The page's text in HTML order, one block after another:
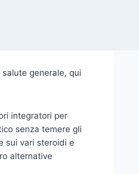
generale, qui
integratori per
senza temere gli
sui vari steroidi e
alternative